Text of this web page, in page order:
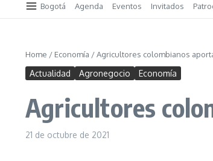
Bogotá Agenda Eventos Invitados
Home / Economía /Agricultores colombianos
Actualidad Agronegocio Economía
Agricultores
21 de octubre de 2021